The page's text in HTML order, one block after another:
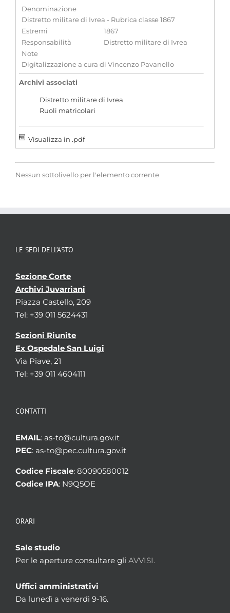
Denominazione
Distretto militare di Ivrea - Rubrica classe 1867
Estremi
1867
Responsabilità
Distretto militare di Ivrea
Note
Digitalizzazione a cura di Vincenzo Pavanello
Archivi associati
Distretto militare di Ivrea
Ruoli matricolari
Visualizza in .pdf
Nessun sottolivello per l'elemento corrente
LE SEDI DELL’ASTO
Sezione Corte
Archivi Juvarriani
Piazza Castello, 209
Tel: +39 011 5624431
Sezioni Riunite
Ex Ospedale San Luigi
Via Piave, 21
Tel: +39 011 4604111
CONTATTI
EMAIL: as-to@cultura.gov.it
PEC: as-to@pec.cultura.gov.it
Codice Fiscale: 80090580012
Codice IPA: N9Q5OE
ORARI
Sale studio
Per le aperture consultare gli AVVISI.
Uffici amministrativi
Da lunedì a venerdì 9-16.